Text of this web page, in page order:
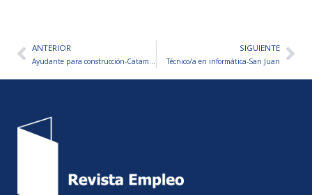
AntANTERIOR SIGUIENTE
Técnico/a en informática-San Juan